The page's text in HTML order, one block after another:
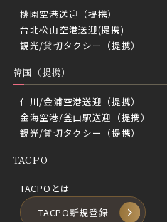
桃園空港送迎（提携）
台北松山空港送迎(提携)
観光/貸切タクシー（提携）
韓国（提携）
仁川/金浦空港送迎（提携）
金海空港/釜山駅送迎（提携）
観光/貸切タクシー（提携）
TACPO
TACPOとは
TACPO新規登録